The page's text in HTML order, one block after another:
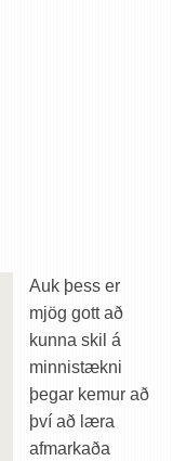
Auk þess er
mjög gott að
kunna skil á
minnistækni
þegar kemur að
því að læra
afmarkaða